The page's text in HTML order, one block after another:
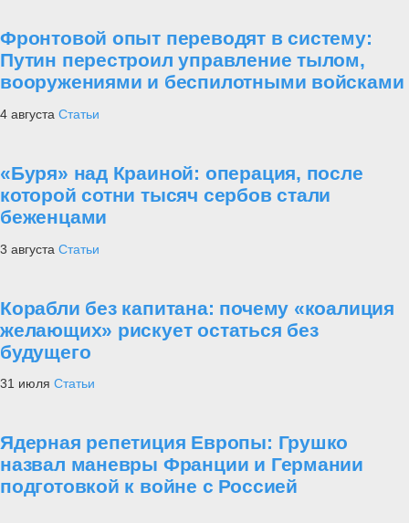
Фронтовой опыт переводят в систему:
Путин перестроил управление тылом,
вооружениями и беспилотными войсками
4 августа Статьи
«Буря» над Краиной: операция, после
которой сотни тысяч сербов стали
беженцами
3 августа Статьи
Корабли без капитана: почему «коалиция
желающих» рискует остаться без
будущего
31 июля Статьи
Ядерная репетиция Европы: Грушко
назвал маневры Франции и Германии
подготовкой к войне с Россией